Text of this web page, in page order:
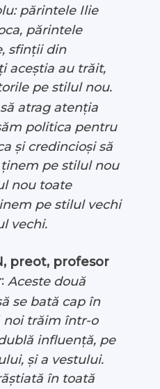
părintele Ilie
părintele
sfinții din
aceștia au trăit,
pe stilul nou.
atrag atenția
politica pentru
și credincioși să
pe stilul nou
nou toate
pe stilul vechi
vechi.
preot, profesor
:Aceste două
se bată cap în
noi trăim într-o
influență, pe
și a vestului.
în toată